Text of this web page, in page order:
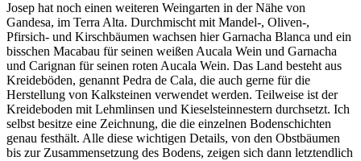
Josep hat noch einen weiteren Weingarten in der Nähe von
Gandesa, im Terra Alta. Durchmischt mit Mandel-, Oliven-,
Pfirsich- und Kirschbäumen wachsen hier Garnacha Blanca und ein
bisschen Macabau für seinen weißen Aucala Wein und Garnacha
und Carignan für seinen roten Aucala Wein. Das Land besteht aus
Kreideböden, genannt Pedra de Cala, die auch gerne für die
Herstellung von Kalksteinen verwendet werden. Teilweise ist der
Kreideboden mit Lehmlinsen und Kieselsteinnestern durchsetzt. Ich
selbst besitze eine Zeichnung, die die einzelnen Bodenschichten
genau festhält. Alle diese wichtigen Details, von den Obstbäumen
bis zur Zusammensetzung des Bodens, zeigen sich dann letztendlich